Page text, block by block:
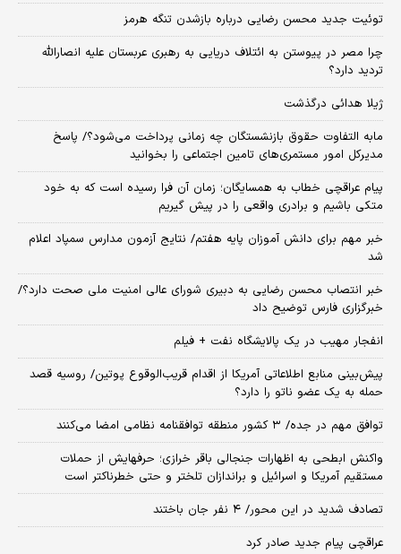
توئیت جدید محسن رضایی درباره بازشدن تنگه هرمز
چرا مصر در پیوستن به ائتلاف دریایی به رهبری عربستان علیه انصارالله
تردید دارد؟
ژیلا هدائی درگذشت
مابه التفاوت حقوق بازنشستگان چه زمانی پرداخت می‌شود؟/ پاسخ
مدیرکل امور مستمری‌های تامین اجتماعی را بخوانید
پیام عراقچی خطاب به همسایگان؛ زمان آن فرا رسیده است که به خود
متکی باشیم و برادری واقعی را در پیش گیریم
خبر مهم برای دانش آموزان پایه هفتم/ نتایج آزمون مدارس سمپاد اعلام
شد
خبر انتصاب محسن رضایی به دبیری شورای عالی امنیت ملی صحت دارد؟/
خبرگزاری فارس توضیح داد
انفجار مهیب در یک پالایشگاه نفت + فیلم
پیش‌بینی منابع اطلاعاتی آمریکا از اقدام قریب‌الوقوع پوتین/ روسیه قصد
حمله به یک عضو ناتو را دارد؟
توافق مهم در جده/ ۳ کشور منطقه توافقنامه نظامی امضا می‌کنند
واکنش ابطحی به اظهارات جنجالی باقر خرازی؛ حرفهایش از حملات
مستقیم آمریکا و اسرائیل و براندازان تلختر و حتی خطرناکتر است
تصادف شدید در این محور/ ۴ نفر جان باختند
عراقچی پیام جدید صادر کرد